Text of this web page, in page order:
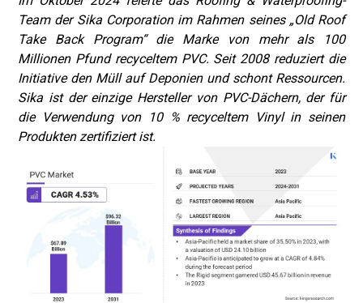
Team der Sika Corporation im Rahmen seines „Old Roof
Take Back Program“ die Marke von mehr als 100
Millionen Pfund recyceltem PVC. Seit 2008 reduziert die
Initiative den Müll auf Deponien und schont Ressourcen.
Sika ist der einzige Hersteller von PVC-Dächern, der für
die Verwendung von 10 % recyceltem Vinyl in seinen
Produkten zertifiziert ist.